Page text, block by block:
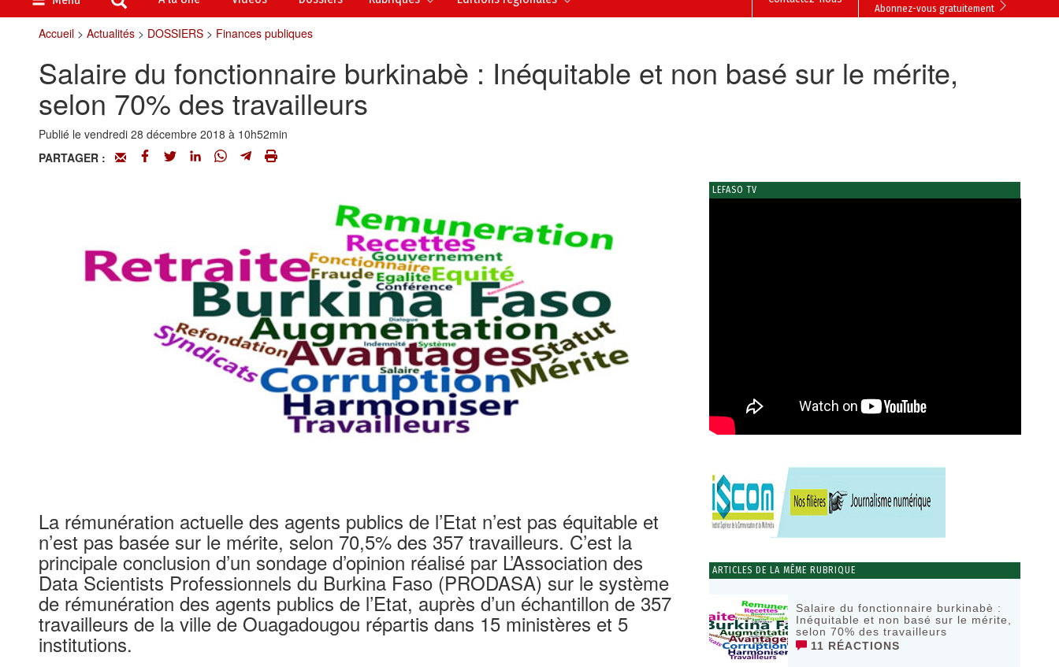
Abonnez-vous gratuitement
Accueil> Actualités> DOSSIERS> Finances publiques
Salaire du fonctionnaire burkinabè : Inéquitable et non basé sur le mérite,
selon 70% des travailleurs
Publié le vendredi 28 décembre 2018 à 10h52min
PARTAGER :
La rémunération actuelle des agents publics de l’Etat n’est pas équitable et
n’est pas basée sur le mérite, selon 70,5% des 357 travailleurs. C’est la
principale conclusion d’un sondage d’opinion réalisé par L’Association des
Data Scientists Professionnels du Burkina Faso (PRODASA) sur le système
de rémunération des agents publics de l’Etat, auprès d’un échantillon de 357
travailleurs de la ville de Ouagadougou répartis dans 15 ministères et 5
institutions.
LEFASO TV
ARTICLES DE LA MÊME RUBRIQUE
Salaire du fonctionnaire burkinabè :
Inéquitable et non basé sur le mérite,
selon 70% des travailleurs
11 RÉACTIONS